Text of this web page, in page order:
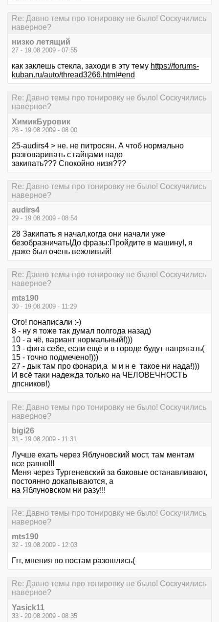
Re: Давно темы про тонировку не было! Соскучились
наверное?
низко летящий
27 - 19.08.2009 - 07:55
как заклешь стекла, заходи в эту тему https://forums-
kuban.ru/auto/thread3266.html#end
Re: Давно темы про тонировку не было! Соскучились
наверное?
ХимикБуровик
28 - 19.08.2009 - 08:00
25-audirs4 > не. не питросян. А чтоб нормально
разговаривать с гайцами надо
закипать??? Спокойно низя???
Re: Давно темы про тонировку не было! Соскучились
наверное?
audirs4
29 - 19.08.2009 - 08:54
28 Закипать я начал,когда они начали уже
безобразничать!До фразы:Пройдите в машину!, я
даже был очень вежливый!
Re: Давно темы про тонировку не было! Соскучились
наверное?
mts190
30 - 19.08.2009 - 11:29
Ого! понаписали :-)
8 - ну я тоже так думал полгода назад)
10 - а чё, вариант нормальный!)))
13 - фига себе, если ещё и в городе будут напрягать(
15 - точно подмечено!)))
27 - дык там про фонари,а м и н е такое ни нада!)))
И всё таки надежда только на ЧЕЛОВЕЧНОСТЬ
дпсников!)
Re: Давно темы про тонировку не было! Соскучились
наверное?
bigi26
31 - 19.08.2009 - 11:31
Лучше ехать через Яблуновский мост, там ментам
все равно!!!
Меня через Тургеневский за баковые останавливают,
постоянно докапываются, а
на Яблуновском ни разу!!!
Re: Давно темы про тонировку не было! Соскучились
наверное?
mts190
32 - 19.08.2009 - 12:03
Ггг, мнения по постам разошлись(
Re: Давно темы про тонировку не было! Соскучились
наверное?
Yasick11
33 - 20.08.2009 - 08:35